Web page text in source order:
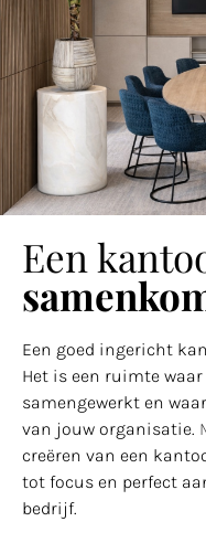
Een
Een goed ingericht
Het is een ruimte
samengewerkt en
van jouw organisatie.
creëren van een
tot focus en perfect
bedrijf.